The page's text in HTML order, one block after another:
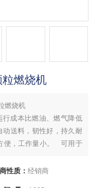
燃烧机
燃烧机
成本比燃油、燃气降低
送料，韧性好，持久耐
便，工作量小。 可用于
，重工业产品脱水除湿
性质： 经销商